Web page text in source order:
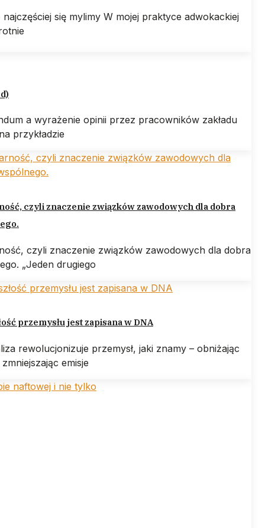
najczęściej się mylimy W mojej praktyce adwokackiej
a wyrażenie opinii przez pracowników zakładu
przykładzie
czyli znaczenie związków zawodowych dla dobra
czyli znaczenie związków zawodowych dla dobra
„Jeden drugiego
przemysłu jest zapisana w DNA
rewolucjonizuje przemysł, jaki znamy – obniżając
emisje